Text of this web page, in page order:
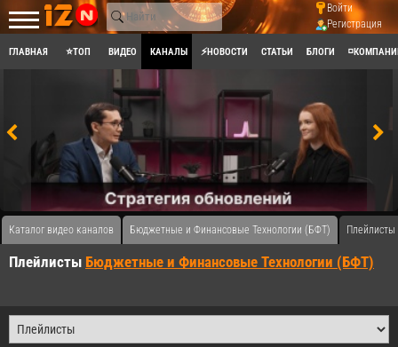
Войти
Регистрация
ГЛАВНАЯ ⭐ТОП ВИДЕО КАНАЛЫ ⚡НОВОСТИ СТАТЬИ БЛОГИ
Каталог видео каналов Бюджетные и Финансовые Технологии (БФТ)
Плейлисты Бюджетные и Финансовые Технологии (БФТ)